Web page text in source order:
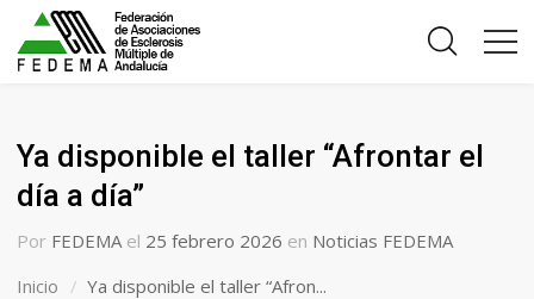
Ya disponible el taller “Afrontar el
día a día”
Por FEDEMA el 25 febrero 2026 en Noticias FEDEMA
Inicio
Ya disponible el taller “Afron...